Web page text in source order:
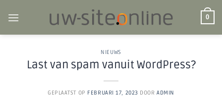
naar
0
NIEUWS
Last van spam vanuit WordPress?
GEPLAATST OP FEBRUARI 17, 2023 DOORADMIN